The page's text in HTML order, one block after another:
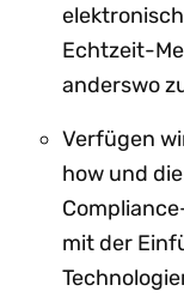
Echtzeit-
anderswo
Verfügen
how und
mit der